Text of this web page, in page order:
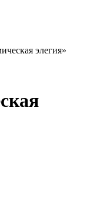
элегия»